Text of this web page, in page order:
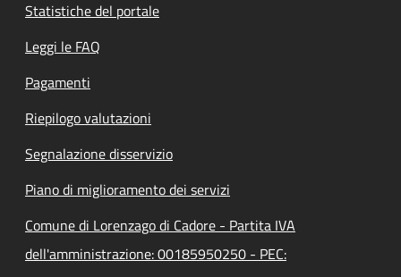
Statistiche del portale
Leggi le FAQ
Pagamenti
Riepilogo valutazioni
Segnalazione disservizio
Piano di miglioramento dei servizi
Comune di Lorenzago di Cadore - Partita IVA
dell'amministrazione: 00185950250 - PEC: